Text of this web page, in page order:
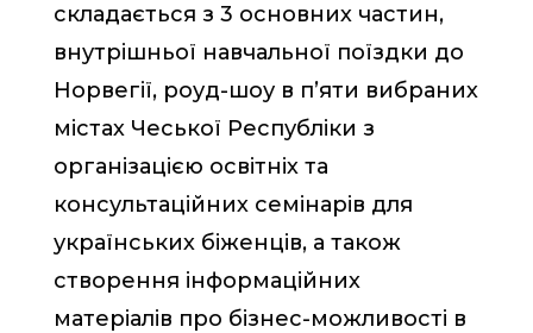
складається з 3 основних частин,
внутрішньої навчальної поїздки до
Норвегії, роуд-шоу в п’яти вибраних
містах Чеської Республіки з
організацією освітніх та
консультаційних семінарів для
українських біженців, а також
створення інформаційних
матеріалів про бізнес-можливості в